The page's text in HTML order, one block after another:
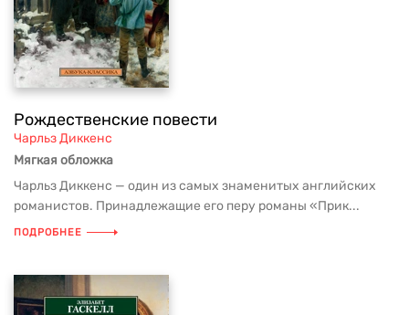
Рождественские повести
Чарльз Диккенс
Мягкая обложка
Чарльз Диккенс — один из самых знаменитых английских
романистов. Принадлежащие его перу романы «Прик...
ПОДРОБНЕЕ